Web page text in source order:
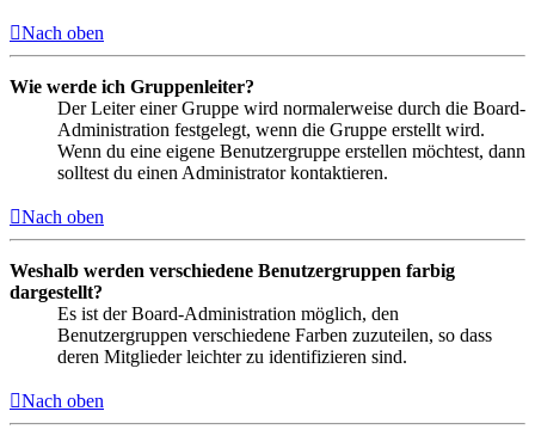
Nach oben
Wie werde ich Gruppenleiter?
Der Leiter einer Gruppe wird normalerweise durch die Board-
Administration festgelegt, wenn die Gruppe erstellt wird.
Wenn du eine eigene Benutzergruppe erstellen möchtest, dann
solltest du einen Administrator kontaktieren.
Nach oben
Weshalb werden verschiedene Benutzergruppen farbig
dargestellt?
Es ist der Board-Administration möglich, den
Benutzergruppen verschiedene Farben zuzuteilen, so dass
deren Mitglieder leichter zu identifizieren sind.
Nach oben